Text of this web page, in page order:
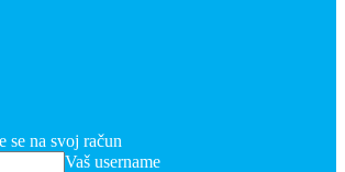
se na svoj račun
Vaš username